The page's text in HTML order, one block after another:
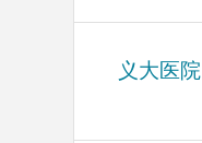
义大医院